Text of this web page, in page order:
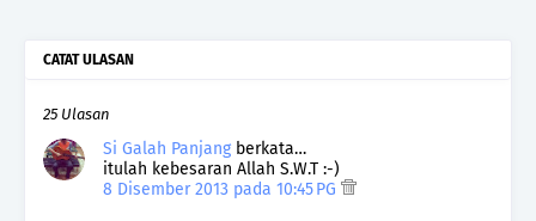
CATAT ULASAN
25 Ulasan
Si Galah Panjang berkata…
itulah kebesaran Allah S.W.T :-)
8 Disember 2013 pada 10:45 PG